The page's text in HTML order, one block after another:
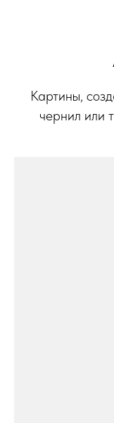
Картины,
чернил или